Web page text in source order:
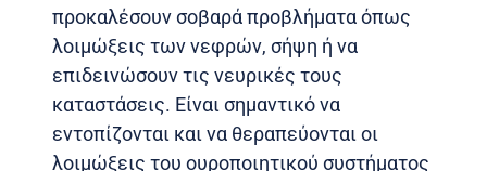
προκαλέσουν σοβαρά προβλήματα όπως
λοιμώξεις των νεφρών, σήψη ή να
επιδεινώσουν τις νευρικές τους
καταστάσεις. Είναι σημαντικό να
εντοπίζονται και να θεραπεύονται οι
λοιμώξεις του ουροποιητικού συστήματος